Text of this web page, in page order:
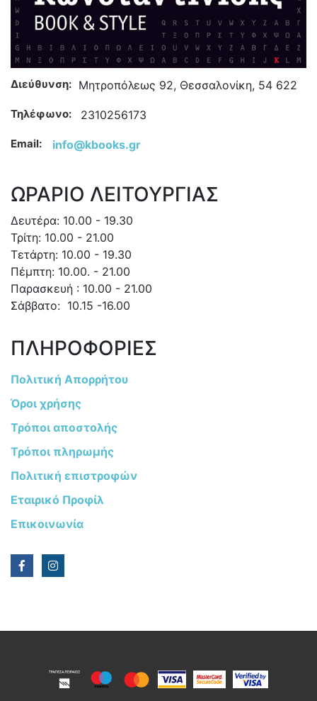
Διεύθυνση: Μητροπόλεως 92, Θεσσαλονίκη, 54 622
Τηλέφωνο: 2310256173
Email: info@kbooks.gr
ΩΡΑΡΙΟ ΛΕΙΤΟΥΡΓΙΑΣ
Δευτέρα: 10.00 - 19.30
Τρίτη: 10.00 - 21.00
Τετάρτη: 10.00 - 19.30
Πέμπτη: 10.00. - 21.00
Παρασκευή : 10.00 - 21.00
Σάββατο: 10.15 -16.00
ΠΛΗΡΟΦΟΡΙΕΣ
Πολιτική Απορρήτου
Όροι χρήσης
Τρόποι αποστολής
Τρόποι πληρωμής
Πολιτική επιστροφών
Εταιρικό Προφίλ
Επικοινωνία